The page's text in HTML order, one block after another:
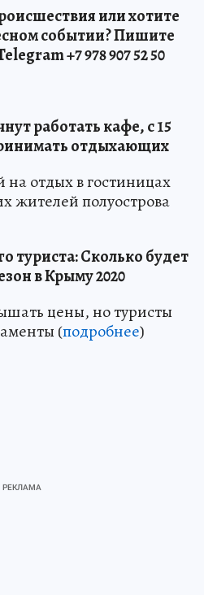
или хотите
событии? Пишите
+7 978 907 52 50
работать кафе, с 15
отдыхающих
отдых в гостиницах
жителей полуострова
туриста: Сколько будет
в Крыму 2020
цены, но туристы
(подробнее)